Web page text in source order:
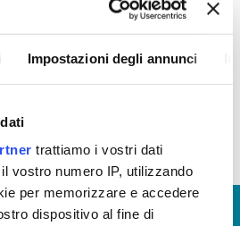
Impostazioni degli annunci
trattiamo i vostri dati
vostro numero IP, utilizzando
per memorizzare e accedere
dispositivo al fine di
di ammissione agli atti di
GLOSSARIO